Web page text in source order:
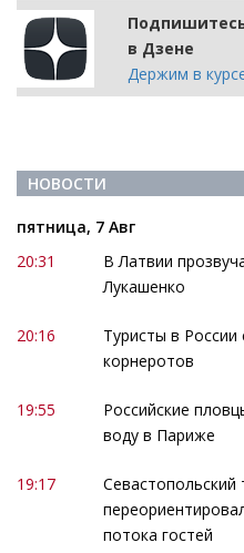
в Дзене
Держим в
НОВОСТИ
пятница, 7 Авг
20:31
В Латвии
Лукашенко
20:16
Туристы в
корнеротов
19:55
Российские
воду в Париже
19:17
Севастопольский
потока гостей